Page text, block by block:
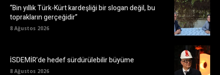
“Bin yıllık Türk-Kürt kardeşliği bir slogan değil, bu
toprakların gerçeğidir”
8 Ağustos 2026
İSDEMİR’de hedef sürdürülebilir büyüme
8 Ağustos 2026